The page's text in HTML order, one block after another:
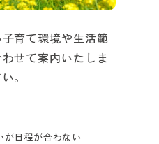
育て環境や生活範
せて案内いたしま
。
日程が合わない